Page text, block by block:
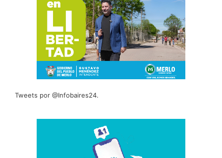
Tweets por @Infobaires24.